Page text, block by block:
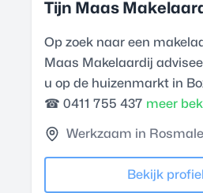
Tijn Maas
Op zoek naar een
Maas Makelaardij
u op de huizenmarkt in
☎ 0411 755 437 meer
Werkzaam in
Bekijk profiel